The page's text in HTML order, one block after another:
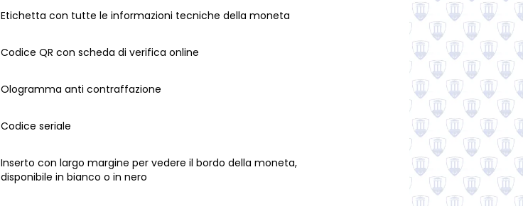
Etichetta con tutte le informazioni tecniche della moneta
Codice QR con scheda di verifica online
Ologramma anti contraffazione
Codice seriale
Inserto con largo margine per vedere il bordo della moneta,
disponibile in bianco o in nero